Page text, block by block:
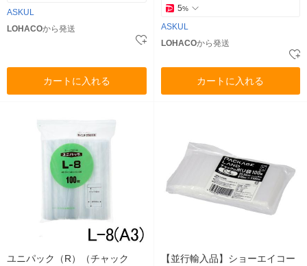
ASKUL
LOHACOから発送
カートに入れる
5%
ASKUL
LOHACOから発送
カートに入れる
ユニパック（R）（チャック 【並行輸入品】ショーエイコー